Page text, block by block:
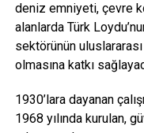
deniz emniyeti, çevre
alanlarda Türk
sektörünün
olmasına katkı
1930’lara dayanan
1968 yılında kurulan,